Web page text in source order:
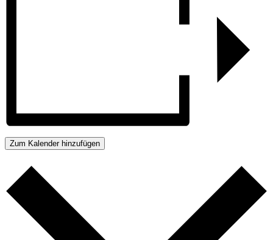
Zum Kalender hinzufügen